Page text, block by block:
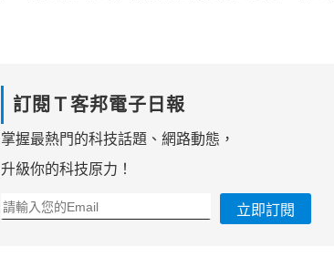
訂閱Ｔ客邦電子日報
掌握最熱門的科技話題、網路動態，
升級你的科技原力！
立即訂閱